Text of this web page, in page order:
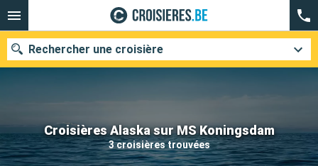
Croisières Alaska sur MS Koningsdam
3 croisières trouvées
Rechercher une croisière
Nos destinations
Mois de départ